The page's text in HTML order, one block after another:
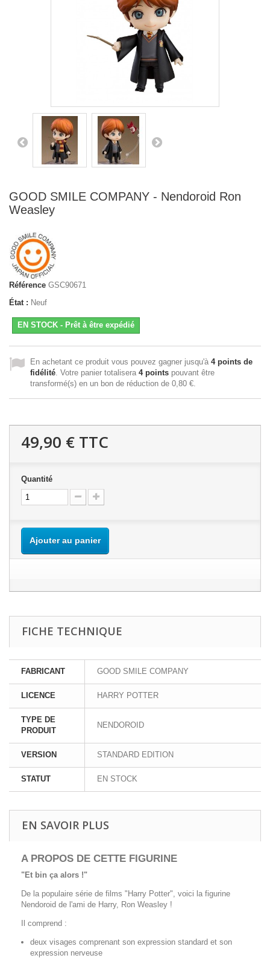
GOOD SMILE COMPANY - Nendoroid Ron
Weasley
Référence GSC90671
État : Neuf
EN STOCK - Prêt à être expédié
En achetant ce produit vous pouvez gagner jusqu'à 4points de
fidélité . Votre panier totalisera 4points pouvant être
transformé(s) en un bon de réduction de 0,80 €
49,90 € TTC
Quantité
Ajouter au panier
FICHE TECHNIQUE
FABRICANT GOOD SMILE COMPANY
LICENCE HARRY POTTER
TYPE DE
PRODUIT
NENDOROID
VERSION STANDARD EDITION
STATUT EN STOCK
EN SAVOIR PLUS
A PROPOS DE CETTE FIGURINE
"Et bin ça alors !"
De la populaire série de films "Harry Potter", voici la figurine
Nendoroid de l'ami de Harry, Ron Weasley !
Il comprend :
deux visages comprenant son expression standard et son
expression nerveuse